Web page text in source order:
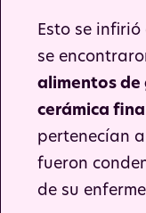
Esto se
se
alimentos de
cerámica fina
pertenecían
fueron
de su